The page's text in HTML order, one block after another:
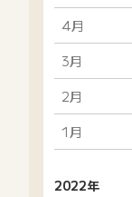
4月
3月
2月
1月
2022年